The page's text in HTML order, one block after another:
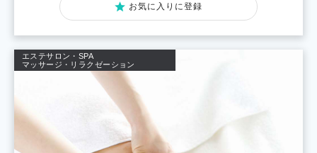
お気に入りに登録
エステサロン・SPA
マッサージ・リラクゼーション